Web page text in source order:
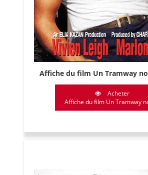
Affiche du film Un Tramway
Acheter
Affiche du film Un Tramway